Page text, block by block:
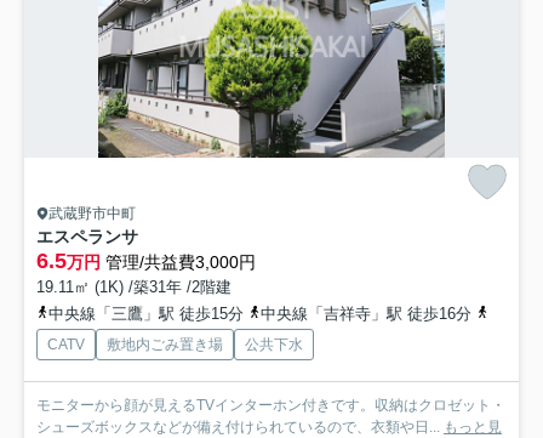
武蔵野市中町
エスペランサ
6.5万円 管理/共益費3,000円
19.11㎡ (1K) /築31年 /2階建
中央線「三鷹」駅 徒歩15分
中央線「吉祥寺」駅 徒歩16分
CATV 敷地内ごみ置き場 公共下水
モニターから顔が見えるTVインターホン付きです。収納はクロゼット・
シューズボックスなどが備え付けられているので、衣類や日... もっと見